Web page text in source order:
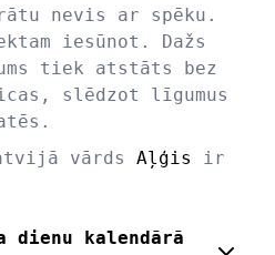
nevis ar spēku.
iesūnot. Dažs
tiek atstāts bez
slēdzot līgumus
vārds Aļģis
ir
dienu kalendārā